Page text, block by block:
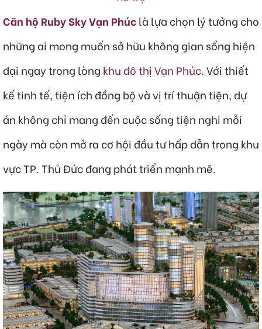
Căn hộ Ruby Sky Vạn Phúclà lựa chọn lý tưởng cho
những ai mong muốn sở hữu không gian sống hiện
đại ngay trong lòng khu đô thị Vạn Phúc. Với thiết
kế tinh tế, tiện ích đồng bộ và vị trí thuận tiện, dự
án không chỉ mang đến cuộc sống tiện nghi mỗi
ngày mà còn mở ra cơ hội đầu tư hấp dẫn trong khu
vực TP. Thủ Đức đang phát triển mạnh mẽ.